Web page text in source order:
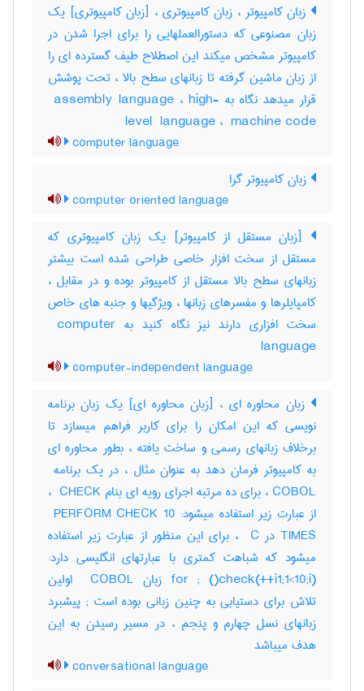
زبان کامپیوتر ، زبان کامپیوتری ، [زبان کامپیوتری] یک
زبان مصنوعی که دستورالعملهایی را برای اجرا شدن در
کامپیوتر مشخص میکند این اصطلاح طیف گسترده ای را
از زبان ماشین گرفته تا زبانهای سطح بالا ، تحت پوشش
قرار میدهد نگاه به ‎ assembly language ، ‎high-
level ‎ language ، ‎ machine code
computer language
زبان کامپیوتر گرا
computer oriented language
[زبان مستقل از کامپیوتر] یک زبان کامپیوتری که
مستقل از سخت افزار خاصی طراحی شده است بیشتر
زبانهای سطح بالا مستقل از کامپیوتر بوده و در مقابل ،
کامپایلرها و مفسرهای زبانها ، ویژگیها و جنبه های خاص
سخت افزاری دارند نیز نگاه کنید به ‎ computer
language
computer-independent language
زبان محاوره ای ، [زبان محاوره ای] یک زبان برنامه
نویسی که این امکان را برای کاربر فراهم میسازد تا
برخلاف زبانهای رسمی و ساخت یافته ، بطور محاوره ای
COBOL ، برای ده مرتبه اجرای رویه ای بنام ‎ CHECK ،
از عبارت زیر استفاده میشود: ‎ PERFORM CHECK 10
TIMES در ‎ C ، برای این منظور از عبارت زیر استفاده
میشود که شباهت کمتری با عبارتهای انگلیسی دارد:
(‎i1;1<10;i++)‎for ‎; ()‎check زبان ‎ COBOL اولین
تلاش برای دستیابی به چنین زبانی بوده است‎ ; پیشبرد
زبانهای نسل چهارم و پنجم ، در مسیر رسیدن به این
هدف میباشد
conversational language